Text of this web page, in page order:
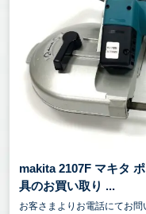
makita 2107F マキタ
具のお買い取り ...
お客さまよりお電話にてお